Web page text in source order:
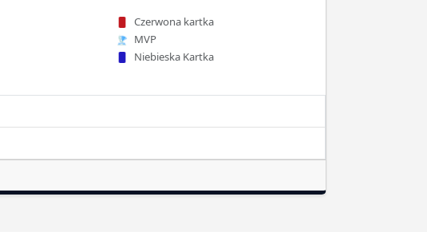
Czerwona kartka
MVP
Niebieska Kartka